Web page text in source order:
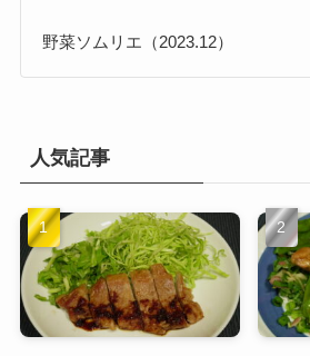
野菜ソムリエ（2023.12）
人気記事